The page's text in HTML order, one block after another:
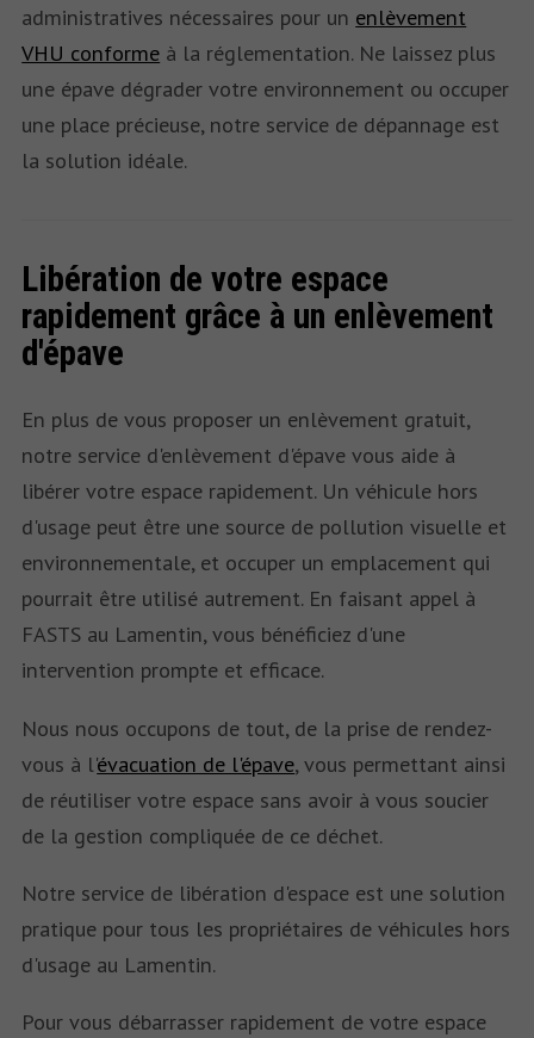
administratives nécessaires pour un enlèvement
VHU conforme à la réglementation. Ne laissez plus
une épave dégrader votre environnement ou occuper
une place précieuse, notre service de dépannage est
la solution idéale.
Libération de votre espace
rapidement grâce à un enlèvement
d'épave
En plus de vous proposer un enlèvement gratuit,
notre service d'enlèvement d'épave vous aide à
libérer votre espace rapidement. Un véhicule hors
d'usage peut être une source de pollution visuelle et
environnementale, et occuper un emplacement qui
pourrait être utilisé autrement. En faisant appel à
FASTS au Lamentin, vous bénéficiez d'une
intervention prompte et efficace.
Nous nous occupons de tout, de la prise de rendez-
vous à l'évacuation de l'épave, vous permettant ainsi
de réutiliser votre espace sans avoir à vous soucier
de la gestion compliquée de ce déchet.
Notre service de libération d'espace est une solution
pratique pour tous les propriétaires de véhicules hors
d'usage au Lamentin.
Pour vous débarrasser rapidement de votre espace